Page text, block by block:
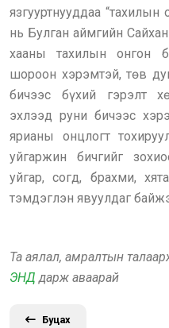
язгууртнууддаа “тахилын
нь Булган аймгийн
хааны тахилын онгон
шороон хэрэмтэй, төв
бичээс бүхий гэрэлт
эхлээд руни бичээс
ярианы онцлогт
уйгаржин бичгийг
уйгар, согд, брахми,
тэмдэглэн явуулдаг
Та аялал, амралтын
ЭНД дарж аваарай
Буцах